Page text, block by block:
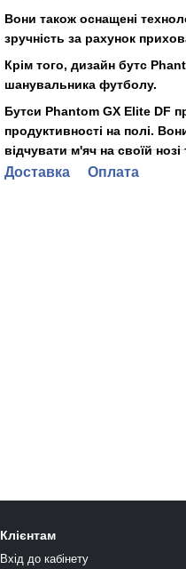
Вони також оснащені
зручність за рахунок
Крім того, дизайн бутс
шанувальника футболу.
Бутси Phantom GX Elite DF
продуктивності на полі.
відчувати м'яч на своїй
Доставка Оплата
Клієнтам
Вхід до кабінету